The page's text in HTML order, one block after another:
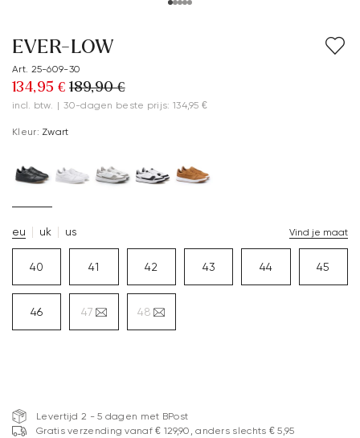
EVER-LOW
Art. 25-609-30
134,95 € 189,90 €
incl. btw. | 30-dagen beste prijs: 134,95 €
Kleur: Zwart
eu uk us Vind je maat
40 41 42 43 44 45
46 47 48
Levertijd 2 - 5 dagen met BPost
Gratis verzending vanaf € 129,90, anders slechts € 5,95